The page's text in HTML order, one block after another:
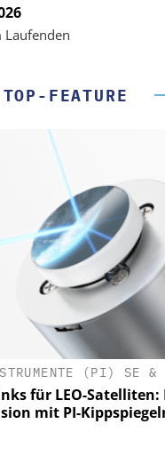
Laufenden
TOP-FEATURE
(PI) SE &
für LEO-Satelliten:
mit PI-